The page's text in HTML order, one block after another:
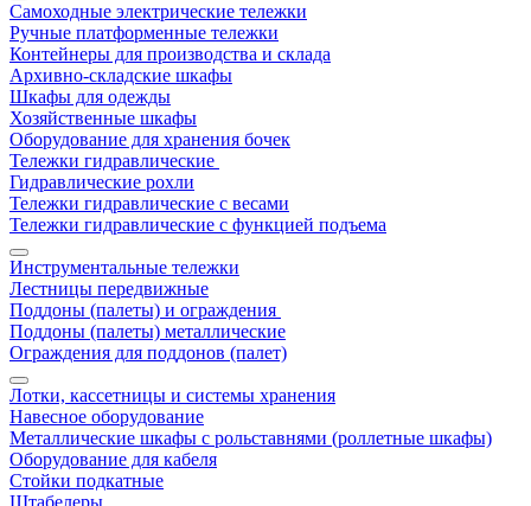
Самоходные электрические тележки
Ручные платформенные тележки
Контейнеры для производства и склада
Архивно-складские шкафы
Шкафы для одежды
Хозяйственные шкафы
Оборудование для хранения бочек
Тележки гидравлические
Гидравлические рохли
Тележки гидравлические с весами
Тележки гидравлические с функцией подъема
Инструментальные тележки
Лестницы передвижные
Поддоны (палеты) и ограждения
Поддоны (палеты) металлические
Ограждения для поддонов (палет)
Лотки, кассетницы и системы хранения
Навесное оборудование
Металлические шкафы с рольставнями (роллетные шкафы)
Оборудование для кабеля
Стойки подкатные
Штабелеры